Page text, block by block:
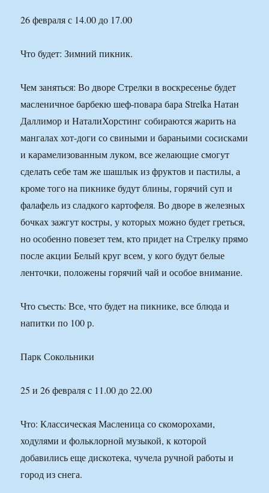
26 февраля с 14.00 до 17.00
Что будет: Зимний пикник.
Чем заняться: Во дворе Стрелки в воскресенье будет
масленичное барбекю шеф-повара бара Strelka Натан
Даллимор и НаталиХорстинг собираются жарить на
мангалах хот-доги со свиными и бараньими сосисками
и карамелизованным луком, все желающие смогут
сделать себе там же шашлык из фруктов и пастилы, а
кроме того на пикнике будут блины, горячий суп и
фалафель из сладкого картофеля. Во дворе в железных
бочках зажгут костры, у которых можно будет греться,
но особенно повезет тем, кто придет на Стрелку прямо
после акции Белый круг всем, у кого будут белые
ленточки, положены горячий чай и особое внимание.
Что съесть: Все, что будет на пикнике, все блюда и
напитки по 100 р.
Парк Сокольники
25 и 26 февраля с 11.00 до 22.00
Что: Классическая Масленица со скоморохами,
ходулями и фольклорной музыкой, к которой
добавились еще дискотека, чучела ручной работы и
город из снега.